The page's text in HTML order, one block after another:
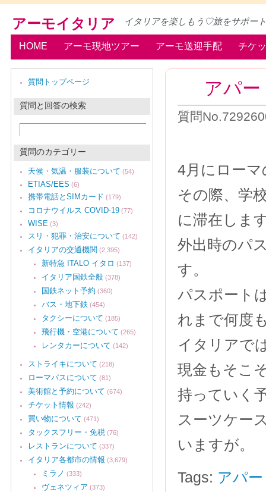
アーモイタリア イタリアを楽しもう♡旅をサポート
HOME アーモ現地ツアー アーモ送迎手配 チケ
アパ
質問
4月にロー
その際、学
に滞在しま
外出時のパ
す。
パスポート
れまで何度
イタリアで
現金もそこ
持っていく
スーツケー
いますが。
Tags: アパ
質問トップページ
質問と回答の検索
質問のカテゴリー
天候・気温・服装について (54)
ETIAS/EES (6)
携帯電話とSIMカード (179)
コロナウイルス COVID-19 (77)
WISE (3)
スリ・犯罪・治安について (142)
イタリアの交通機関 (2,395)
新特急 ITALO イタロ (137)
イタリア国鉄全般 (378)
国鉄ネット予約 (360)
バス・地下鉄 (454)
タクシーについて (185)
飛行機・空港について (265)
レンタカーについて (142)
ストライキについて (218)
ローマパスについて (81)
美術館と予約について (674)
チケット情報 (242)
買い物について (471)
タックスフリー・免税 (76)
レストランについて (337)
イタリア各都市の情報 (3,679)
ミラノ (333)
ヴェネツィア (373)